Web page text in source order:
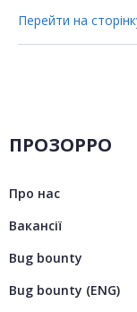
Перейти на
ПРОЗОРРО
Про нас
Вакансії
Bug bounty
Bug bounty (ENG)